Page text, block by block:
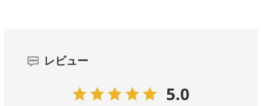
レビュー
5.0